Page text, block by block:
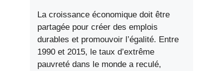
La croissance économique doit être
partagée pour créer des emplois
durables et promouvoir l’égalité. Entre
1990 et 2015, le taux d’extrême
pauvreté dans le monde a reculé,